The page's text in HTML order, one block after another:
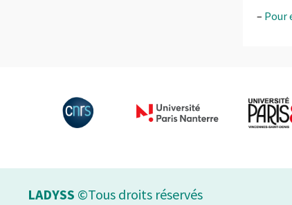
– Pour
LADYSS ©Tous droits réservés